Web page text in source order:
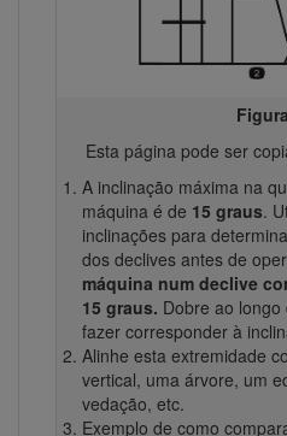
Esta página pode ser
A inclinação máxima na
máquina é de 15 graus.
inclinações para
dos declives antes de
máquina num declive
15 graus. Dobre ao
fazer corresponder à
Alinhe esta extremidade
vertical, uma árvore, um
vedação, etc.
Exemplo de como